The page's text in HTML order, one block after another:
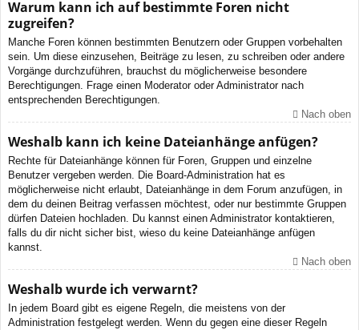
Warum kann ich auf bestimmte Foren nicht
zugreifen?
Manche Foren können bestimmten Benutzern oder Gruppen vorbehalten
sein. Um diese einzusehen, Beiträge zu lesen, zu schreiben oder andere
Vorgänge durchzuführen, brauchst du möglicherweise besondere
Berechtigungen. Frage einen Moderator oder Administrator nach
entsprechenden Berechtigungen.
Nach oben
Weshalb kann ich keine Dateianhänge anfügen?
Rechte für Dateianhänge können für Foren, Gruppen und einzelne
Benutzer vergeben werden. Die Board-Administration hat es
möglicherweise nicht erlaubt, Dateianhänge in dem Forum anzufügen, in
dem du deinen Beitrag verfassen möchtest, oder nur bestimmte Gruppen
dürfen Dateien hochladen. Du kannst einen Administrator kontaktieren,
falls du dir nicht sicher bist, wieso du keine Dateianhänge anfügen
kannst.
Nach oben
Weshalb wurde ich verwarnt?
In jedem Board gibt es eigene Regeln, die meistens von der
Administration festgelegt werden. Wenn du gegen eine dieser Regeln